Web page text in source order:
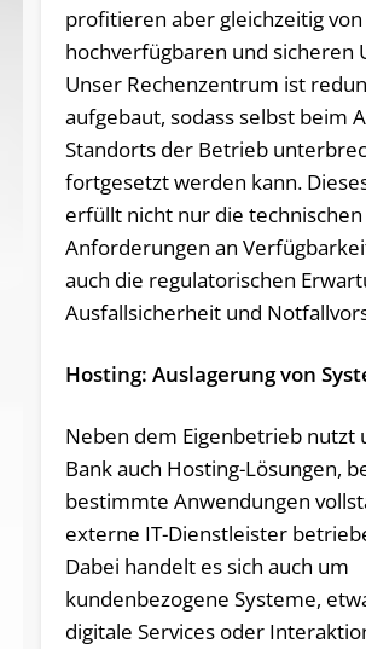
profitieren aber gleichzeitig
hochverfügbaren und sicheren
Unser Rechenzentrum ist
aufgebaut, sodass selbst beim
Standorts der Betrieb
fortgesetzt werden kann.
erfüllt nicht nur die technischen
Anforderungen an
auch die regulatorischen
Ausfallsicherheit und
Hosting: Auslagerung von
Neben dem Eigenbetrieb nutzt
Bank auch Hosting-Lösungen,
bestimmte Anwendungen
externe IT-Dienstleister
Dabei handelt es sich auch um
kundenbezogene Systeme,
digitale Services oder